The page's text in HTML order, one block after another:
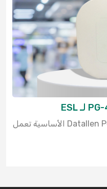
محطة Datallen PG-4K ESL Base Station الأساسية تعمل